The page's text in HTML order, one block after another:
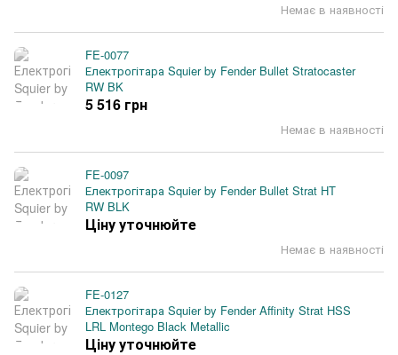
Немає в наявності
FE-0077
Електрогітара Squier by Fender Bullet Stratocaster
RW BK
Немає в наявності
5 516 грн
FE-0097
Електрогітара Squier by Fender Bullet Strat HT
RW BLK
Немає в наявності
Ціну уточнюйте
FE-0127
Електрогітара Squier by Fender Affinity Strat HSS
LRL Montego Black Metallic
Ціну уточнюйте